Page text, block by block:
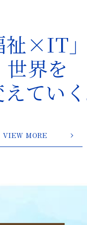
祉×IT
世界を
ていく
VIEW MORE